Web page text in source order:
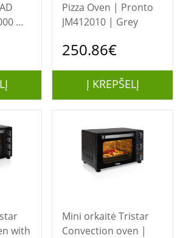
W
Pizza Oven | Pronto
JM412010 | Grey
250.86€
Į KREPŠELĮ
with
Mini orkaitė Tristar
Convection oven |